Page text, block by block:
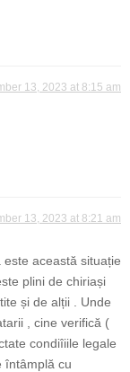
13, 2023 at 8:15 am
13, 2023 at 8:21 am
această situație
plini de chiriași
și de alții . Unde
, cine verifică (
condiîiile legale
întâmplă cu